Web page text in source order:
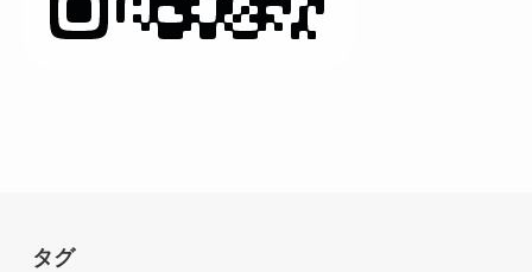
タグ